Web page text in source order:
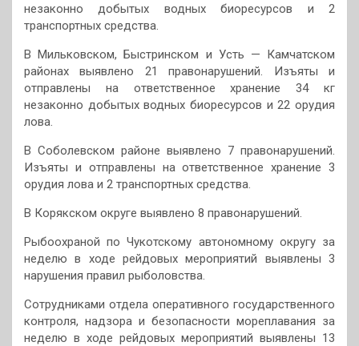
незаконно добытых водных биоресурсов и 2
транспортных средства.
В Мильковском, Быстринском и Усть — Камчатском
районах выявлено 21 правонарушений. Изъяты и
отправлены на ответственное хранение 34 кг
незаконно добытых водных биоресурсов и 22 орудия
лова.
В Соболевском районе выявлено 7 правонарушений.
Изъяты и отправлены на ответственное хранение 3
орудия лова и 2 транспортных средства.
В Корякском округе выявлено 8 правонарушений.
Рыбоохраной по Чукотскому автономному округу за
неделю в ходе рейдовых мероприятий выявлены 3
нарушения правил рыболовства.
Сотрудниками отдела оперативного государственного
контроля, надзора и безопасности мореплавания за
неделю в ходе рейдовых мероприятий выявлены 13